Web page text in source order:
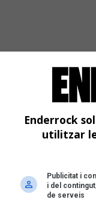
Limón
del Suprem
Suprem
Enderrock
utilitzar
Publicitat i
i del
de serveis